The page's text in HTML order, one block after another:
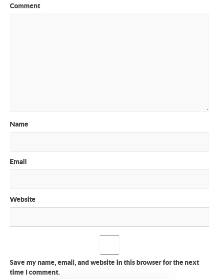
Comment
Name
Email
Website
Save my name, email, and website in this browser for the next
time I comment.